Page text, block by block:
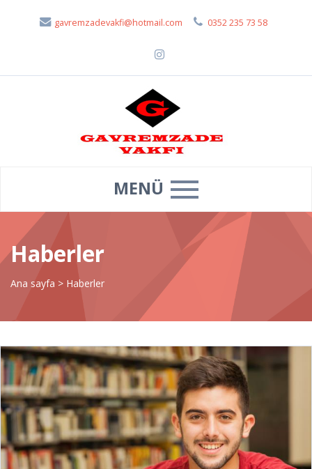
gavremzadevakfi@hotmail.com 0352 235 73 58
MENÜ
Haberler
Ana sayfa > Haberler